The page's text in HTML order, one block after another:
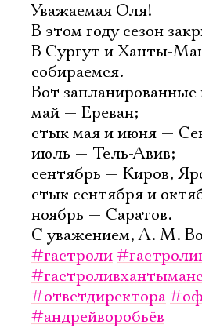
Уважаемая Оля!
В этом году сезон
В Сургут и Ханты-
собираемся.
Вот запланированные
май — Ереван;
стык мая и июня —
июль — Тель-Авив;
сентябрь — Киров,
стык сентября и
ноябрь — Саратов.
С уважением, А. М.
#гастроли
#ответдиректора
#андрейворобьёв
Имя
Ознакомиться